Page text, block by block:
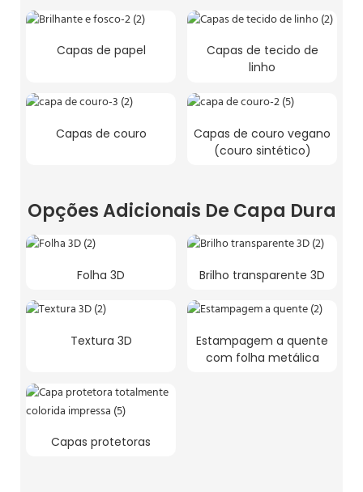
Capas de papel
Capas de tecido de
linho
Capas de couro
Capas de couro vegano
(couro sintético)
Opções Adicionais De Capa Dura
Folha 3D Brilho transparente 3D
Textura 3D
Estampagem a quente
com folha metálica
Capas protetoras